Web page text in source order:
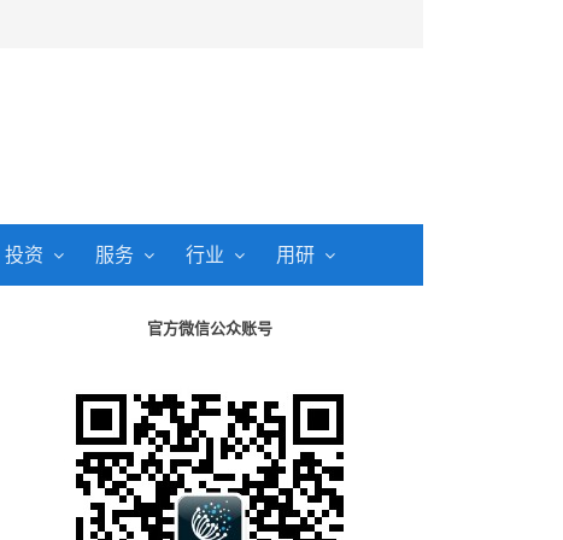
投资 服务 行业 用研
官方微信公众账号